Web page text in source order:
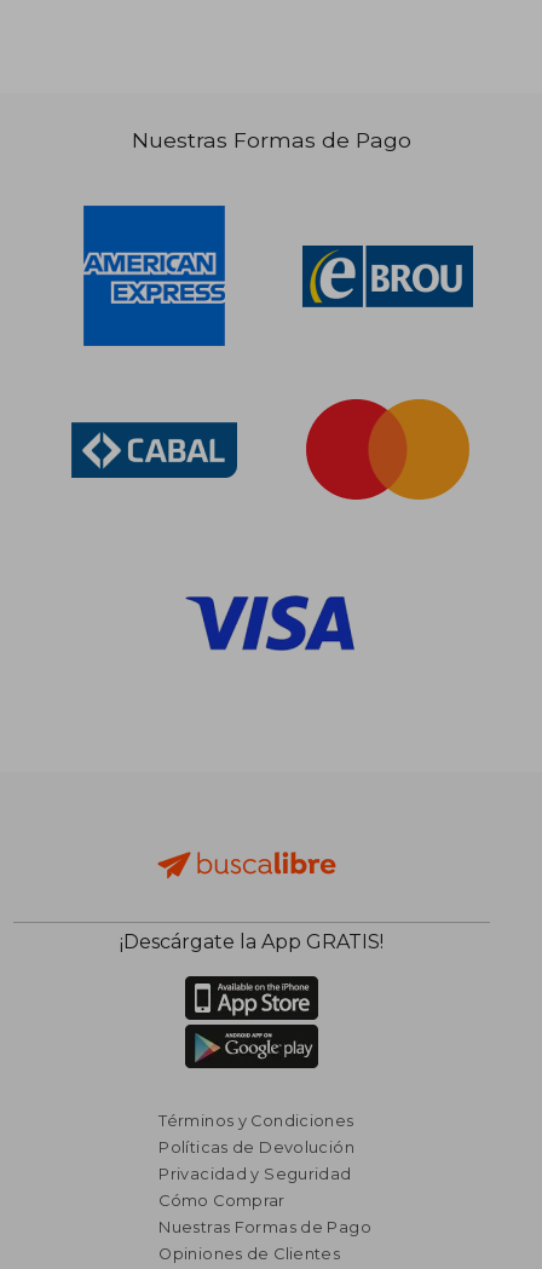
Nuestras Formas de Pago
¡Descárgate la App GRATIS!
Términos y Condiciones
Políticas de Devolución
Privacidad y Seguridad
Cómo Comprar
Nuestras Formas de Pago
Opiniones de Clientes